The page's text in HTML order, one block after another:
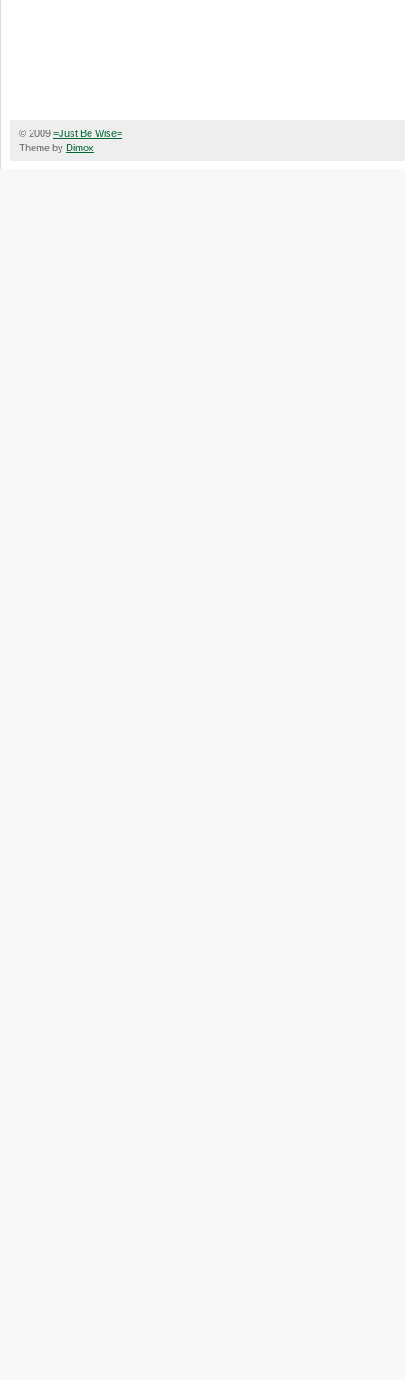
© 2009 =Just Be Wise=
Theme by Dimox